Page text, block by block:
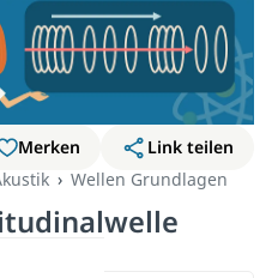
Merken
Link teilen
Wellen Grundlagen